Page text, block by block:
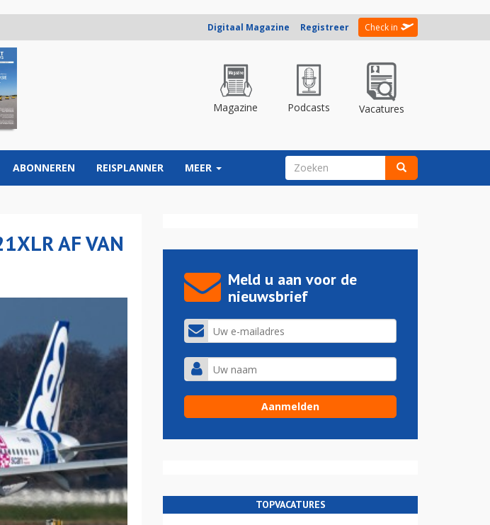
Digitaal Magazine Registreer Check in
Magazine Podcasts Vacatures
ABONNEREN REISPLANNER MEER ZOEKVELD
AF VAN
Meld u aan voor de
nieuwsbrief
TOPVACATURES